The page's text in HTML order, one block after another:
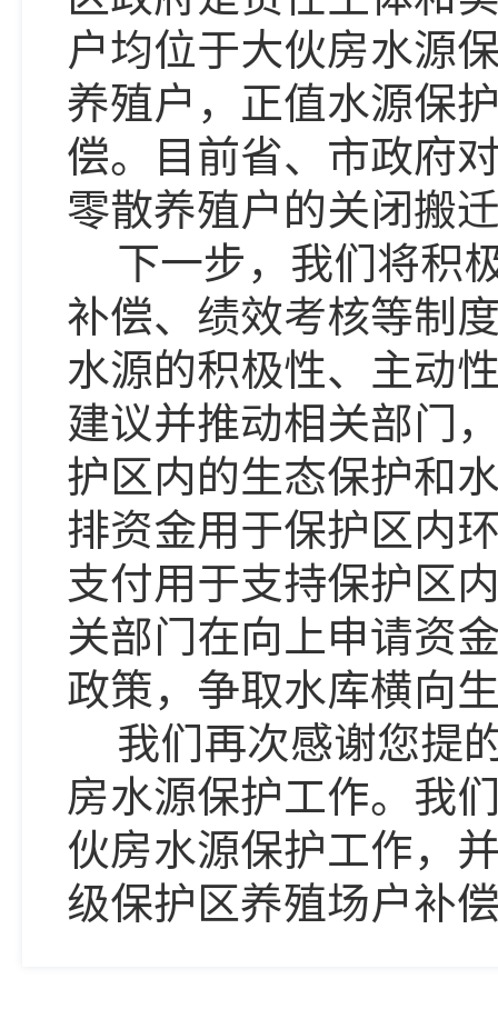
户均位于大伙房水源
养殖户，正值水源保
偿。目前省、市政府
零散养殖户的关闭搬
下一步，我们将积
补偿、绩效考核等制
水源的积极性、主动
建议并推动相关部门
护区内的生态保护和
排资金用于保护区内
支付用于支持保护区
关部门在向上申请资
政策，争取水库横向
我们再次感谢您提
房水源保护工作。我
伙房水源保护工作，
级保护区养殖场户补